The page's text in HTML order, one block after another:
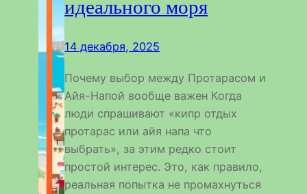
идеального моря
14 декабря, 2025
Почему выбор между Протарасом и
Айя-Напой вообще важен Когда
люди спрашивают «кипр отдых
протарас или айя напа что
выбрать», за этим редко стоит
простой интерес. Это, как правило,
реальная попытка не промахнуться